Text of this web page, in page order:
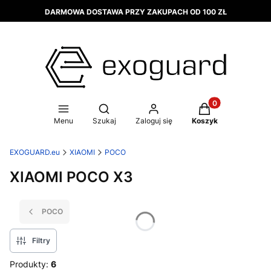
DARMOWA DOSTAWA PRZY ZAKUPACH OD 100 ZŁ
Menu
Otwórz wyszukiwarkę
Szukaj Zaloguj się
Produkty w
Koszyk
EXOGUARD.eu XIAOMI POCO
XIAOMI POCO X3
POCO
Filtry
Produkty: 6